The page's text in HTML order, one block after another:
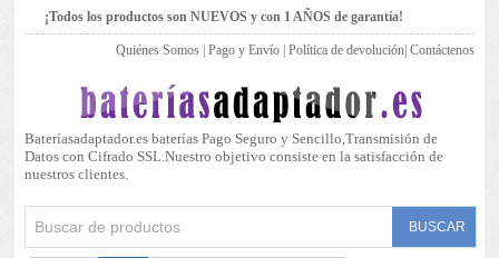
¡Todos los productos son NUEVOS y con 1 AÑOS de garantía!
Quiénes Somos| Pago y Envío| Política de devolución| Contáctenos
Bateríasadaptador.es baterías Pago Seguro y Sencillo,Transmisión de
Datos con Cifrado SSL.Nuestro objetivo consiste en la satisfacción de
nuestros clientes.